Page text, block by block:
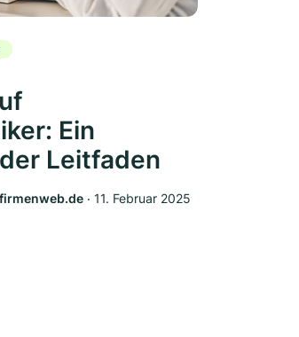
Ein
Leitfaden
‧ 11. Februar 2025